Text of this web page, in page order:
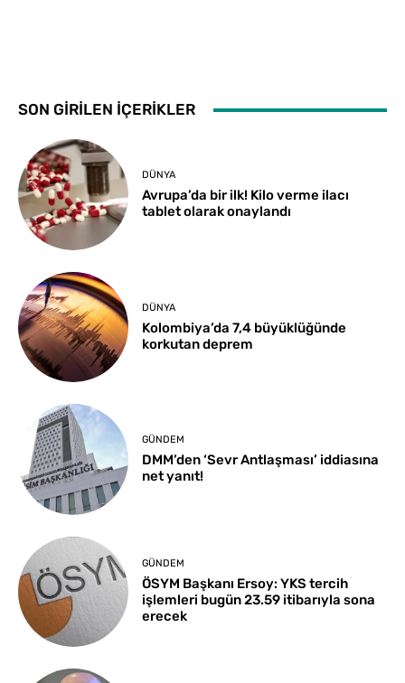
SON GİRİLEN İÇERİKLER
DÜNYA
Avrupa’da bir ilk! Kilo verme ilacı
tablet olarak onaylandı
DÜNYA
Kolombiya’da 7,4 büyüklüğünde
korkutan deprem
GÜNDEM
DMM’den ‘Sevr Antlaşması’ iddiasına
net yanıt!
GÜNDEM
ÖSYM Başkanı Ersoy: YKS tercih
işlemleri bugün 23.59 itibarıyla sona
erecek